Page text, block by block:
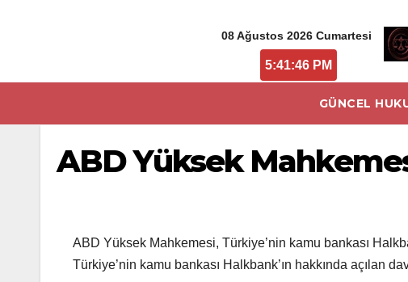
08 Ağustos 2026 Cumartesi
5:41:46 PM
GÜNCEL
ABD Yüksek
ABD Yüksek Mahkemesi, Türkiye’nin kamu bankası
Türkiye’nin kamu bankası Halkbank’ın hakkında açılan